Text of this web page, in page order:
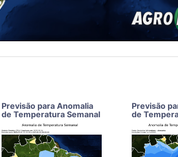
Previsão para Anomalia
de Temperatura Semanal
Previsão
de